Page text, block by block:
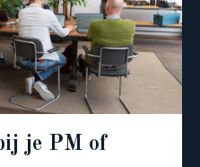
je PM of